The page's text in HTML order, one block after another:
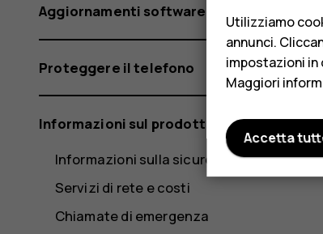
Aggiornamenti software e backup
Proteggere il telefono
Informazioni sul prodotto e la sicurezza
Informazioni sulla sicurezza
Servizi di rete e costi
Chiamate di emergenza
Utilizziamo
annunci.
impostazioni
Maggiori
Accetta